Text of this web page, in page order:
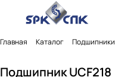
Главная Каталог Подшипники
Подшипник UCF218